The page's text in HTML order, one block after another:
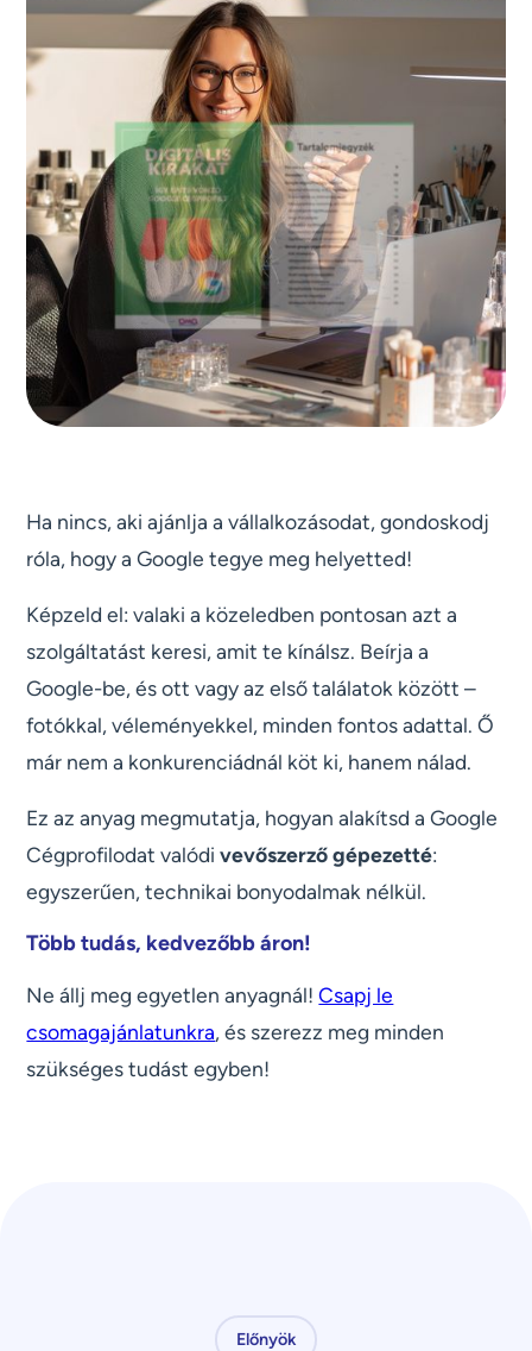
Ha nincs, aki ajánlja a vállalkozásodat, gondoskodj
róla, hogy a Google tegye meg helyetted!
Képzeld el: valaki a közeledben pontosan azt a
szolgáltatást keresi, amit te kínálsz. Beírja a
Google-be, és ott vagy az első találatok között –
fotókkal, véleményekkel, minden fontos adattal. Ő
már nem a konkurenciádnál köt ki, hanem nálad.
Ez az anyag megmutatja, hogyan alakítsd a Google
Cégprofilodat valódivevőszerző gépezetté:
egyszerűen, technikai bonyodalmak nélkül.
Több tudás, kedvezőbb áron!
Ne állj meg egyetlen anyagnál!Csapj le
csomagajánlatunkra, és szerezz meg minden
szükséges tudást egyben!
Előnyök